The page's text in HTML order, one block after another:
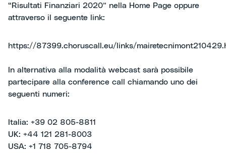
“Risultati Finanziari 2020” nella Home Page oppure
attraverso il seguente link:
https://87399.choruscall.eu/links/
In alternativa alla modalità webcast sarà possibile
partecipare alla conference call chiamando uno dei
seguenti numeri:
Italia: +39 02 805-8811
UK: +44 121 281-8003
USA: +1 718 705-8794